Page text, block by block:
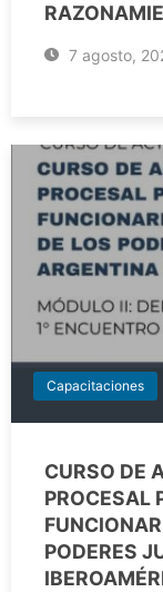
7 agosto,
Capacitaciones
CURSO DE
PROCESAL
PODERES